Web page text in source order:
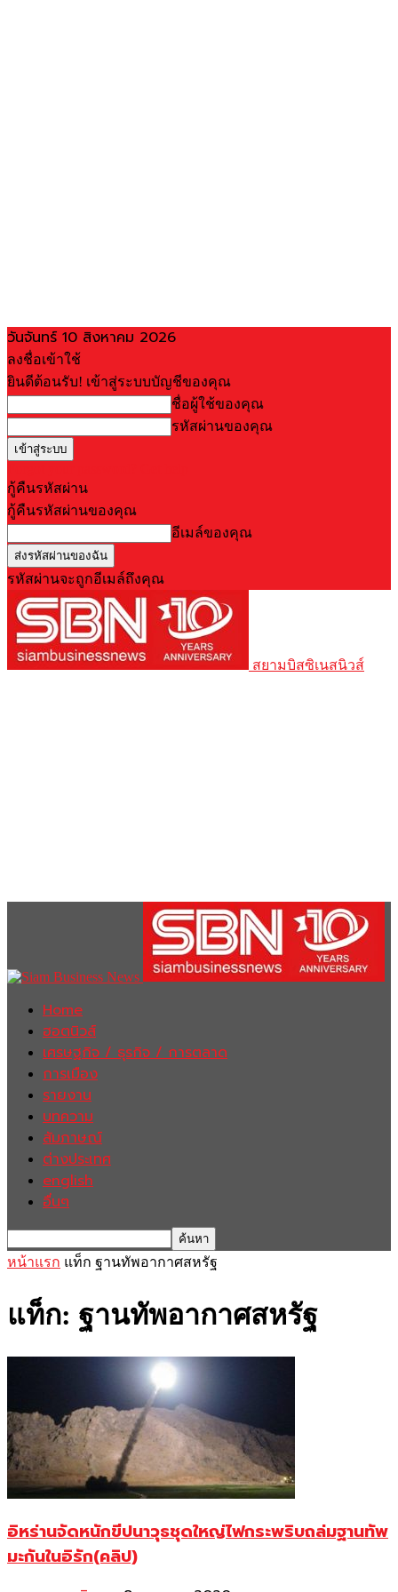
วันจันทร์ 10 สิงหาคม 2026
ลงชื่อเข้าใช้
ยินดีต้อนรับ! เข้าสู่ระบบบัญชีของคุณ
ชื่อผู้ใช้ของคุณ
รหัสผ่านของคุณ
กู้คืนรหัสผ่าน
กู้คืนรหัสผ่านของคุณ
อีเมล์ของคุณ
รหัสผ่านจะถูกอีเมล์ถึงคุณ
สยามบิสซิเนสนิวส์
Home
ฮอตนิวส์
เศรษฐกิจ / ธุรกิจ / การตลาด
การเมือง
รายงาน
บทความ
สัมภาษณ์
ต่างประเทศ
english
อื่นๆ
หน้าแรก แท็ก ฐานทัพอากาศสหรัฐ
แท็ก: ฐานทัพอากาศสหรัฐ
อิหร่านจัดหนักขีปนาวุธชุดใหญ่ไฟกระพริบถล่มฐานทัพ
มะกันในอิรัก(คลิป)